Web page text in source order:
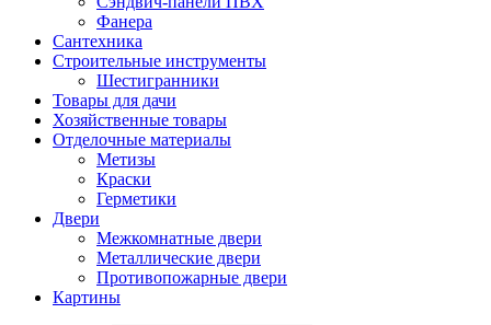
Фанера
Сантехника
Строительные инструменты
Шестигранники
Товары для дачи
Хозяйственные товары
Отделочные материалы
Метизы
Краски
Герметики
Двери
Межкомнатные двери
Металлические двери
Противопожарные двери
Картины